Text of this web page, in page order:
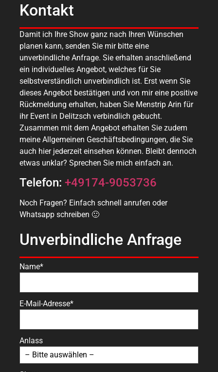
Kontakt
Damit ich Ihre Show ganz nach Ihren Wünschen
planen kann, senden Sie mir bitte eine
unverbindliche Anfrage. Sie erhalten anschließend
ein individuelles Angebot, welches für Sie
selbstverständlich unverbindlich ist. Erst wenn Sie
dieses Angebot bestätigen und von mir eine positive
Rückmeldung erhalten, haben Sie Menstrip Arin für
ihr Event in Delitzsch verbindlich gebucht.
Zusammen mit dem Angebot erhalten Sie zudem
meine Allgemeinen Geschäftsbedingungen, die Sie
auch hier jederzeit einsehen können. Bleibt dennoch
etwas unklar? Sprechen Sie mich einfach an.
Telefon: +49174-9053736
Noch Fragen? Einfach schnell anrufen oder
Whatsapp schreiben 🙂
Unverbindliche Anfrage
Name*
E-Mail-Adresse*
Anlass